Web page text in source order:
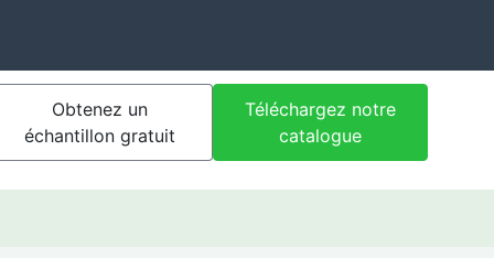
Obtenez un
échantillon gratuit
Téléchargez notre
catalogue